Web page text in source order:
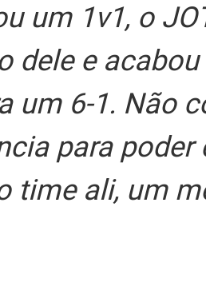
um 1v1, o
dele e
um 6-1. Não
para
time ali, um